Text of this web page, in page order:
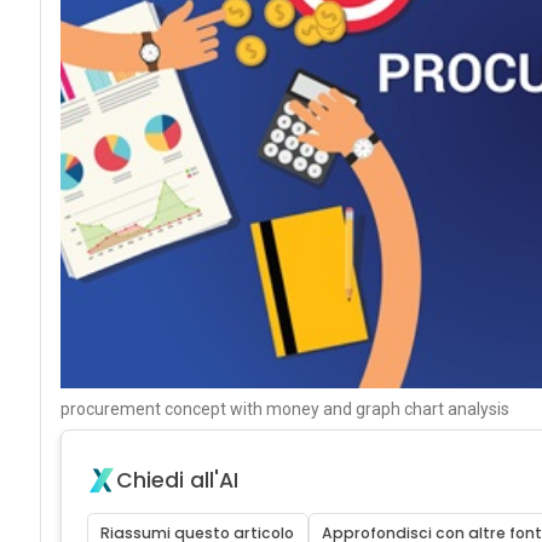
procurement concept with money and graph chart analysis
Chiedi all'AI
Riassumi questo articolo Approfondisci con altre